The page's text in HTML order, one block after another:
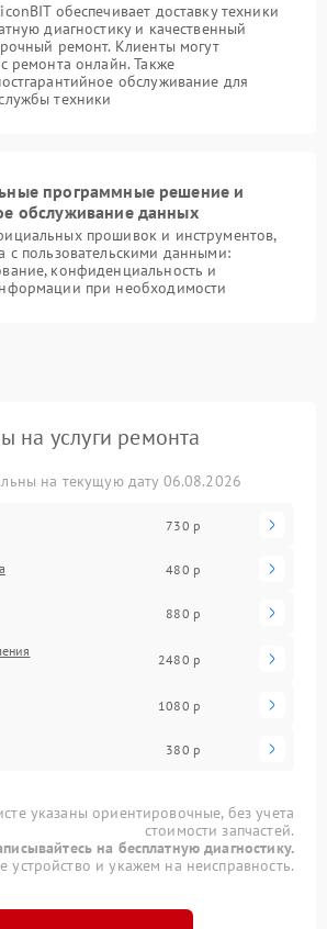
обеспечивает доставку техники
диагностику и качественный
ремонт. Клиенты могут
ремонта онлайн. Также
обслуживание для
техники
программные решение и
обслуживание данных
прошивок и инструментов,
с пользовательскими данными:
конфиденциальность и
при необходимости
на услуги ремонта
на текущую дату 06.08.2026
730 р
480 р
880 р
2480 р
1080 р
380 р
указаны ориентировочные, без учета
стоимости запчастей.
на бесплатную диагностику.
и укажем на неисправность.